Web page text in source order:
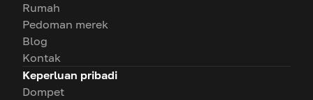
Rumah
Pedoman merek
Blog
Kontak
Keperluan pribadi
Dompet